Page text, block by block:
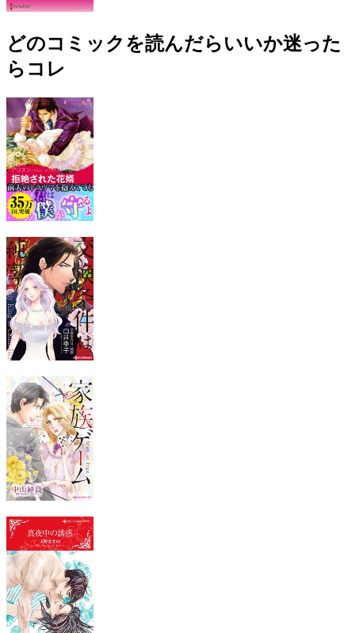
どのコミックを読んだらいいか迷った
らコレ